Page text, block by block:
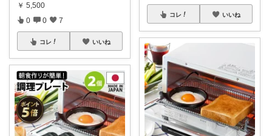
￥ 5,500
0 0 7
コレ いいね
コレ いいね